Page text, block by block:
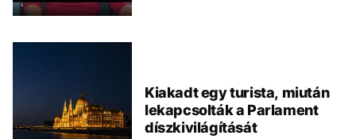
Kiakadt egy turista, miután
lekapcsolták a Parlament
díszkivilágítását